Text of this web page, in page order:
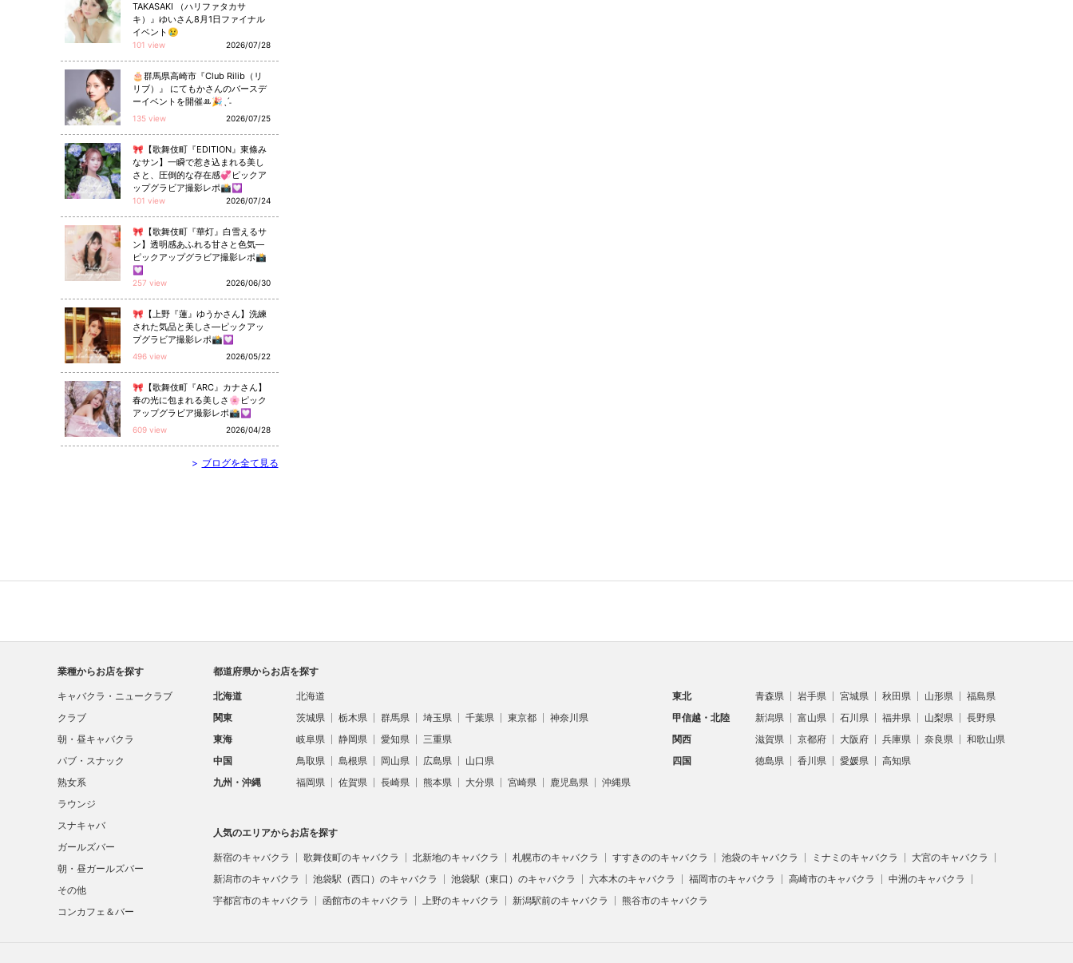
TAKASAKI （ハリファタカサ
キ）』ゆいさん8月1日ファイナル
イベント😢
101 view 2026/07/28
🎂群馬県高崎市『Club Rilib（リ
リブ）』 にてもかさんのバースデ
ーイベントを開催ꔛ🎉ˎˊ˗
135 view 2026/07/25
🎀【歌舞伎町『EDITION』東條み
なサン】一瞬で惹き込まれる美し
さと、圧倒的な存在感💞ピックア
ップグラビア撮影レポ📸💟
101 view 2026/07/24
🎀【歌舞伎町『華灯』白雪えるサ
ン】透明感あふれる甘さと色気—
ピックアップグラビア撮影レポ📸
💟
257 view 2026/06/30
🎀【上野『蓮』ゆうかさん】洗練
された気品と美しさ—ピックアッ
プグラビア撮影レポ📸💟
496 view 2026/05/22
🎀【歌舞伎町『ARC』カナさん】
春の光に包まれる美しさ🌸ピック
アップグラビア撮影レポ📸💟
609 view 2026/04/28
> ブログを全て見る
業種からお店を探す
キャバクラ・ニュークラブ
クラブ
朝・昼キャバクラ
パブ・スナック
熟女系
ラウンジ
スナキャバ
ガールズバー
朝・昼ガールズバー
その他
コンカフェ＆バー
都道府県からお店を探す
北海道 北海道 東北 青森県 岩手県 宮城県 秋田県 山形県
福島県
関東
茨城県 栃木県 群馬県 埼玉県 千葉県 東京都 神奈川県 甲信越・北陸 新潟県 富山県 石川県 福井県 山梨県
長野県
東海
岐阜県 静岡県 愛知県 三重県 関西 滋賀県 京都府 大阪府 兵庫県 奈良県
和歌山県
中国
鳥取県 島根県 岡山県 広島県 山口県 四国 徳島県 香川県 愛媛県
高知県
九州・沖縄
福岡県 佐賀県 長崎県 熊本県 大分県 宮崎県 鹿児島県 沖縄県
人気のエリアからお店を探す
新宿のキャバクラ 歌舞伎町のキャバクラ 北新地のキャバクラ 札幌市のキャバクラ すすきののキャバクラ 池袋のキャバクラ ミナミのキャバクラ
大宮のキャバクラ
新潟市のキャバクラ
池袋駅（西口）のキャバクラ 池袋駅（東口）のキャバクラ 六本木のキャバクラ 福岡市のキャバクラ 高崎市のキャバクラ
中洲のキャバクラ
宇都宮市のキャバクラ
函館市のキャバクラ 上野のキャバクラ 新潟駅前のキャバクラ 熊谷市のキャバクラ